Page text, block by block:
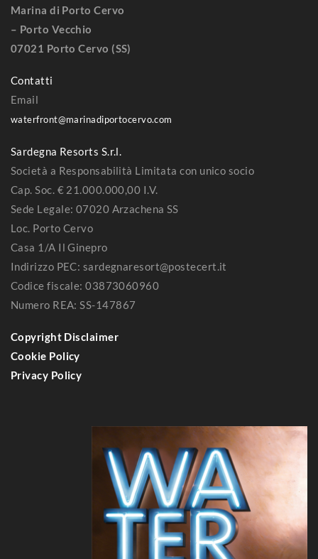
Marina di Porto Cervo
– Porto Vecchio
07021 Porto Cervo (SS)
Contatti
Email
waterfront@marinadiportocervo.com
Sardegna Resorts S.r.l.
Società a Responsabilità Limitata con unico socio
Cap. Soc. € 21.000.000,00 I.V.
Sede Legale: 07020 Arzachena SS
Loc. Porto Cervo
Casa 1/A Il Ginepro
Indirizzo PEC: sardegnaresort@postecert.it
Codice fiscale: 03873060960
Numero REA: SS-147867
Copyright Disclaimer
Cookie Policy
Privacy Policy